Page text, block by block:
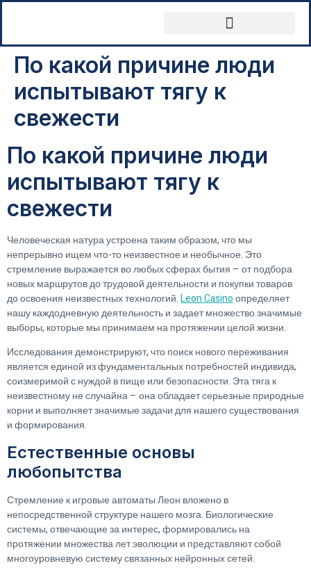
По какой причине люди
испытывают тягу к
свежести
По какой причине люди
испытывают тягу к
свежести
Человеческая натура устроена таким образом, что мы
непрерывно ищем что-то неизвестное и необычное. Это
стремление выражается во любых сферах бытия – от подбора
новых маршрутов до трудовой деятельности и покупки товаров
до освоения неизвестных технологий.Leon Casinoопределяет
нашу каждодневную деятельность и задает множество значимые
выборы, которые мы принимаем на протяжении целой жизни.
Исследования демонстрируют, что поиск нового переживания
является единой из фундаментальных потребностей индивида,
соизмеримой с нуждой в пище или безопасности. Эта тяга к
неизвестному не случайна – она обладает серьезные природные
корни и выполняет значимые задачи для нашего существования
и формирования.
Естественные основы
любопытства
Стремление к игровые автоматы Леон вложено в
непосредственной структуре нашего мозга. Биологические
системы, отвечающие за интерес, формировались на
протяжении множества лет эволюции и представляют собой
многоуровневую систему связанных нейронных сетей.